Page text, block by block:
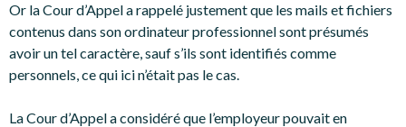
Or la Cour d’Appel a rappelé justement que les mails et fichiers
contenus dans son ordinateur professionnel sont présumés
avoir un tel caractère, sauf s’ils sont identifiés comme
personnels, ce qui ici n’était pas le cas.
La Cour d’Appel a considéré que l’employeur pouvait en